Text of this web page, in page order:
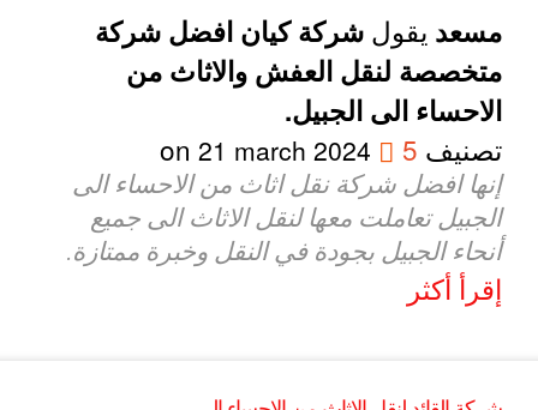
مسعديقولشركة كيان افضل شركة
متخصصة لنقل العفش والاثاث من
الاحساء الى الجبيل.
تصنيف5
21 march 2024
إنها افضل شركة نقل اثاث من الاحساء الى
الجبيل تعاملت معها لنقل الاثاث الى جميع
أنحاء الجبيل بجودة في النقل وخبرة ممتازة.
إقرأ أكثر